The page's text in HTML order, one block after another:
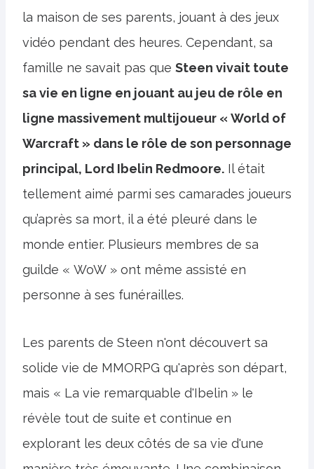
la maison de ses parents, jouant à des jeux
vidéo pendant des heures. Cependant, sa
famille ne savait pas que Steen vivait toute
sa vie en ligne en jouant au jeu de rôle en
ligne massivement multijoueur « World of
Warcraft » dans le rôle de son personnage
principal, Lord Ibelin Redmoore. Il était
tellement aimé parmi ses camarades joueurs
qu’après sa mort, il a été pleuré dans le
monde entier. Plusieurs membres de sa
guilde « WoW » ont même assisté en
personne à ses funérailles.
Les parents de Steen n'ont découvert sa
solide vie de MMORPG qu'après son départ,
mais « La vie remarquable d'Ibelin » le
révèle tout de suite et continue en
explorant les deux côtés de sa vie d'une